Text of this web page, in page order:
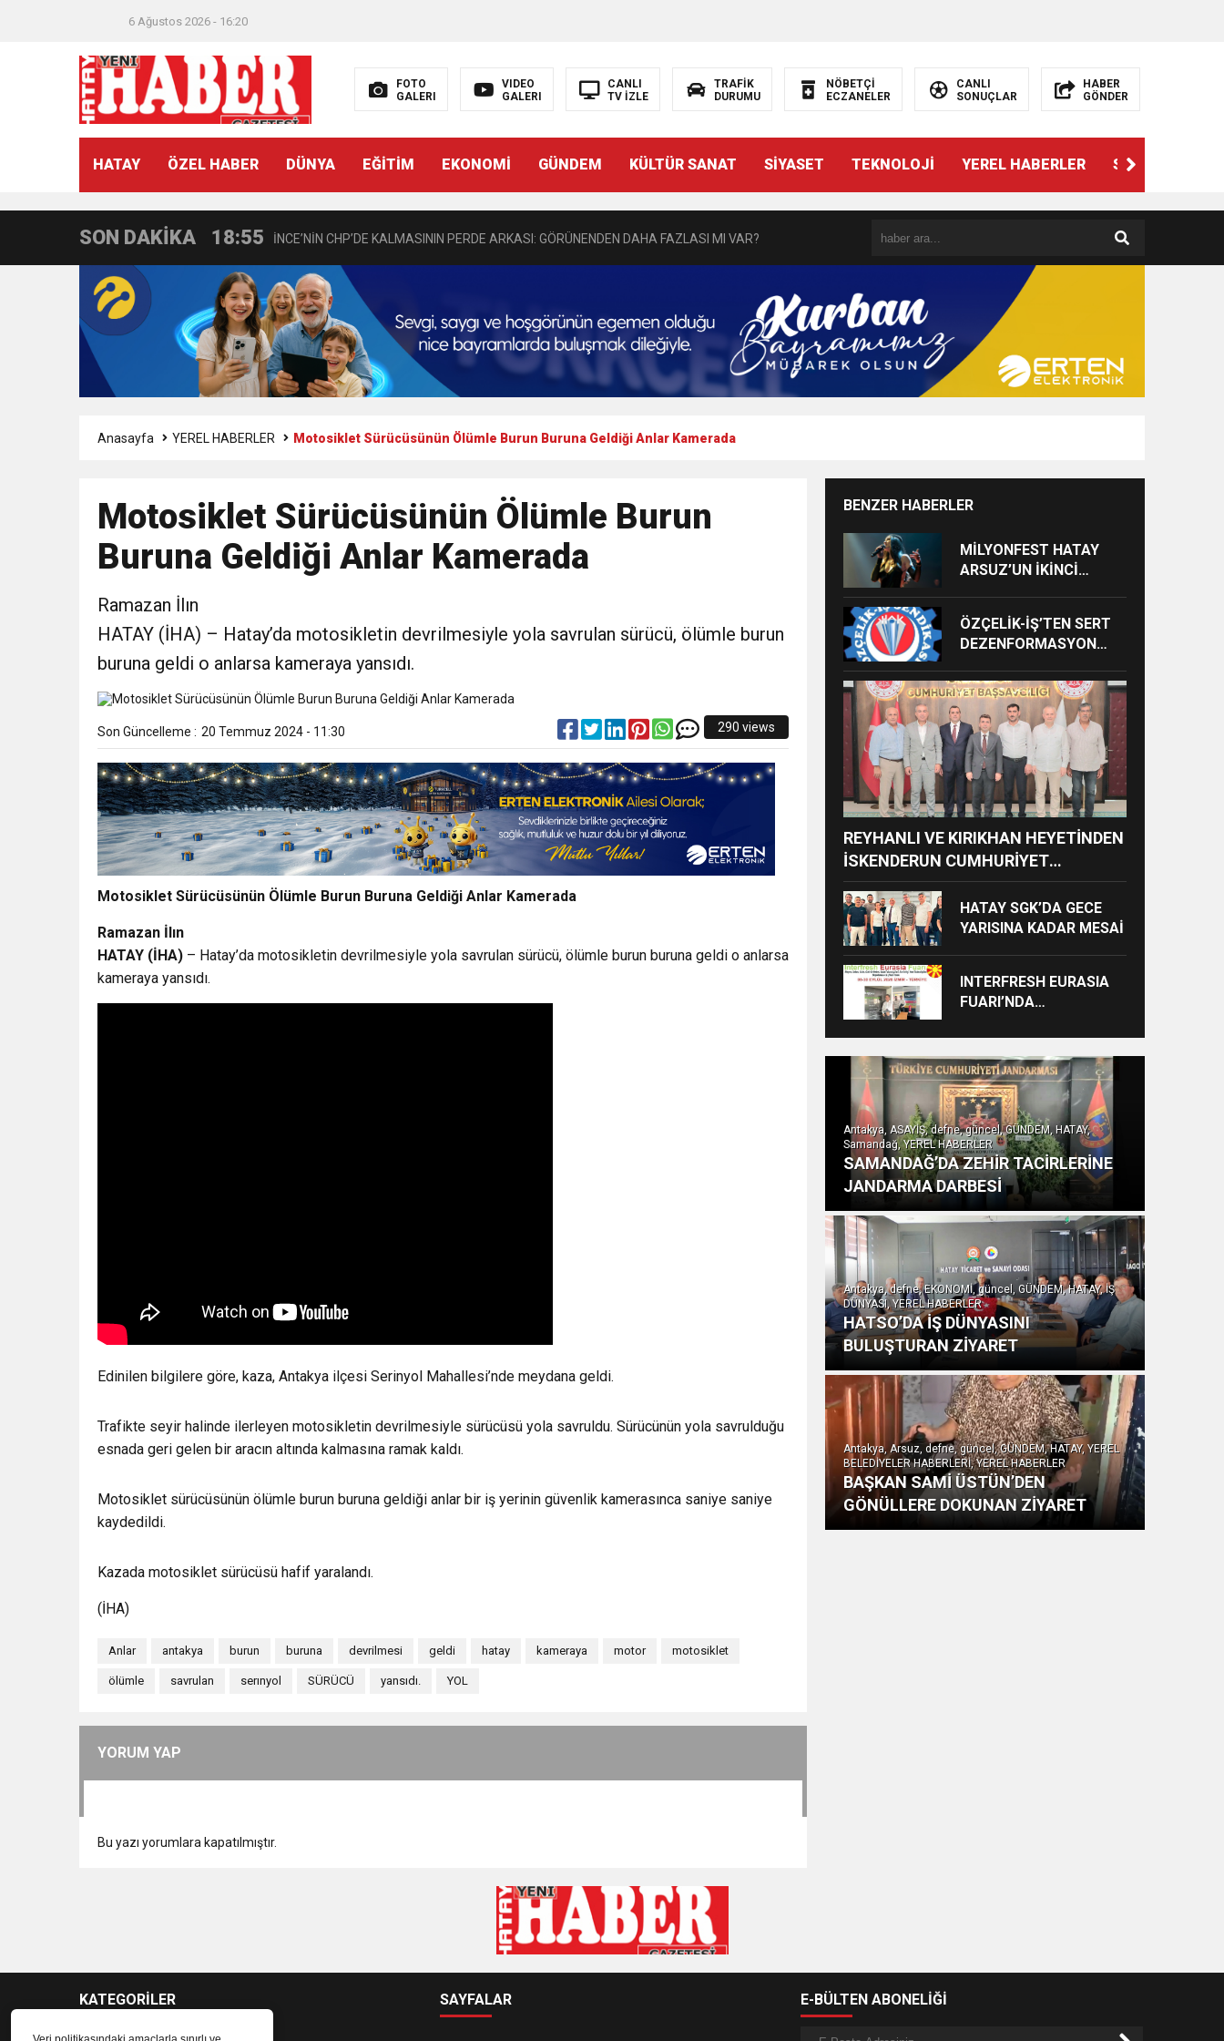
6 Ağustos 2026 - 16:20
FOTO
GALERI
VIDEO
GALERI
CANLI
TV İZLE
TRAFİK
DURUMU
NÖBETÇİ
ECZANELER
CANLI
SONUÇLAR
HABER
GÖNDER
HATAY ÖZEL HABER DÜNYA EĞİTİM EKONOMİ GÜNDEM KÜLTÜR SANAT SİYASET TEKNOLOJİ YEREL HABERLER SPOR
SON DAKİKA
21:40 CEYLANDERE’DE BAŞKAN EMRAH KARAÇAY’A SEVGİ SELİ
18:22
18:55 İNCE’NİN CHP’DE KALMASININ PERDE ARKASI: GÖRÜNENDEN DAHA FAZLASI MI VAR?
11:57 IŞIL Eczanesi Görkemli Bir Törenle Hizmete Açıldı
21:40 HİKMET KAMİL ERYILMAZ’DAN EĞİTİME KALICI YATIRIM
3:47
17:36 KURUMLAR VERGİSİ ERTELENDİ
1:00 İTSO İŞ-KUR SGK TOPLANTI DUYURUSU
18:22 BAŞKAN SAMİ ÜSTÜN’DEN GÖNÜLLERE DOKUNAN ZİYARET
Anasayfa YEREL HABERLER Motosiklet Sürücüsünün Ölümle Burun Buruna Geldiği Anlar Kamerada
Motosiklet Sürücüsünün Ölümle Burun
Buruna Geldiği Anlar Kamerada
Ramazan İlın
HATAY (İHA) – Hatay’da motosikletin devrilmesiyle yola savrulan sürücü, ölümle burun
buruna geldi o anlarsa kameraya yansıdı.
Son Güncelleme : 20 Temmuz 2024 - 11:30 290 views
Motosiklet Sürücüsünün Ölümle Burun Buruna Geldiği Anlar Kamerada
Ramazan İlın
HATAY (İHA) – Hatay’da motosikletin devrilmesiyle yola savrulan sürücü, ölümle burun buruna geldi o anlarsa
kameraya yansıdı.
Edinilen bilgilere göre, kaza, Antakya ilçesi Serinyol Mahallesi’nde meydana geldi.
Trafikte seyir halinde ilerleyen motosikletin devrilmesiyle sürücüsü yola savruldu. Sürücünün yola savrulduğu
esnada geri gelen bir aracın altında kalmasına ramak kaldı.
Motosiklet sürücüsünün ölümle burun buruna geldiği anlar bir iş yerinin güvenlik kamerasınca saniye saniye
kaydedildi.
Kazada motosiklet sürücüsü hafif yaralandı.
(İHA)
Anlar antakya burun buruna devrilmesi geldi hatay kameraya motor motosiklet
ölümle savrulan serınyol SÜRÜCÜ yansıdı. YOL
YORUM YAP
Bu yazı yorumlara kapatılmıştır.
BENZER HABERLER
MİLYONFEST HATAY
ARSUZ’UN İKİNCİ
ALACAK
ÖZÇELİK-İŞ’TEN SERT
DEZENFORMASYON
VE CEZAİ SÜREÇ
BAŞLATILDI”
REYHANLI VE KIRIKHAN HEYETİNDEN
İSKENDERUN CUMHURİYET
BAŞSAVCILIĞINA ZİYARET
HATAY SGK’DA GECE
YARISINA KADAR MESAİ
INTERFRESH EURASIA
FUARI’NDA
BİRLİKLERİ İÇİN GERİ
SAYIM BAŞLADI
Antakya, ASAYİŞ, defne, güncel, GÜNDEM, HATAY,
Samandağ, YEREL HABERLER
SAMANDAĞ’DA ZEHİR TACİRLERİNE
JANDARMA DARBESİ
Antakya, defne, EKONOMİ, güncel, GÜNDEM, HATAY, İŞ
DÜNYASI, YEREL HABERLER
HATSO’DA İŞ DÜNYASINI
BULUŞTURAN ZİYARET
Antakya, Arsuz, defne, güncel, GÜNDEM, HATAY, YEREL
BELEDİYELER HABERLERİ, YEREL HABERLER
BAŞKAN SAMİ ÜSTÜN’DEN
GÖNÜLLERE DOKUNAN ZİYARET
KATEGORİLER SAYFALAR E-BÜLTEN ABONELİĞİ